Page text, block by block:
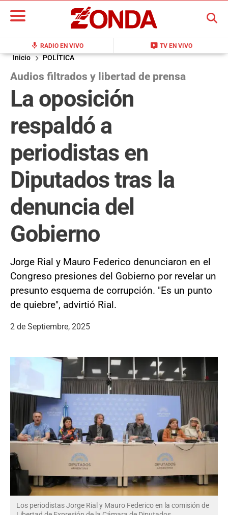
mic RADIO EN VIVO live_tv TV EN VIVO
BUSCAR
Inicio POLÍTICA
Audios filtrados y libertad de prensa
La oposición
respaldó a
periodistas en
Diputados tras la
denuncia del
Gobierno
Jorge Rial y Mauro Federico denunciaron en el
Congreso presiones del Gobierno por revelar un
presunto esquema de corrupción. "Es un punto
de quiebre", advirtió Rial.
2 de Septiembre, 2025
Los periodistas Jorge Rial y Mauro Federico en la comisión de